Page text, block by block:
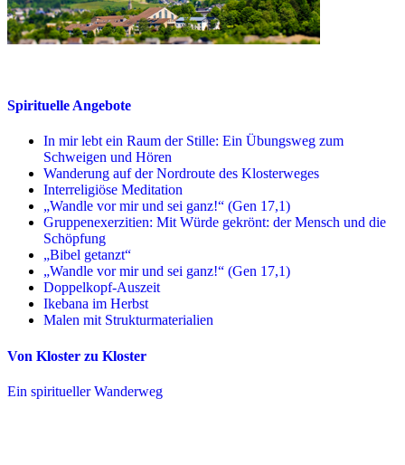
Spirituelle Angebote
In mir lebt ein Raum der Stille: Ein Übungsweg zum
Schweigen und Hören
Wanderung auf der Nordroute des Klosterweges
Interreligiöse Meditation
„Wandle vor mir und sei ganz!“ (Gen 17,1)
Gruppenexerzitien: Mit Würde gekrönt: der Mensch und die
Schöpfung
„Bibel getanzt“
„Wandle vor mir und sei ganz!“ (Gen 17,1)
Doppelkopf-Auszeit
Ikebana im Herbst
Malen mit Strukturmaterialien
Von Kloster zu Kloster
Ein spiritueller Wanderweg